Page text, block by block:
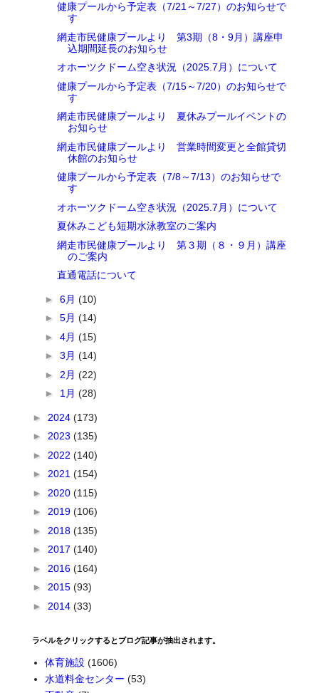
健康プールから予定表（7/21～7/27）のお知らせで
す
網走市民健康プールより 第3期（8・9月）講座申
込期間延長のお知らせ
オホーツクドーム空き状況（2025.7月）について
健康プールから予定表（7/15～7/20）のお知らせで
す
網走市民健康プールより 夏休みプールイベントの
お知らせ
網走市民健康プールより 営業時間変更と全館貸切
休館のお知らせ
健康プールから予定表（7/8～7/13）のお知らせで
す
オホーツクドーム空き状況（2025.7月）について
夏休みこども短期水泳教室のご案内
網走市民健康プールより 第３期（８・９月）講座
のご案内
直通電話について
►6月(10)
►5月(14)
►4月(15)
►3月(14)
► 2月(22)
► 1月(28)
► 2024(173)
► 2023(135)
► 2022(140)
► 2021(154)
► 2020(115)
► 2019(106)
► 2018(135)
► 2017(140)
► 2016(164)
► 2015(93)
► 2014(33)
ラベルをクリックするとブログ記事が抽出されます。
体育施設 (1606)
水道料金センター (53)